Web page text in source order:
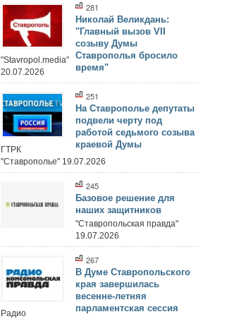
281
Николай Великдань:
"Главный вызов VII
созыву Думы
Ставрополья бросило
время"
"Stavropol.media"
20.07.2026
251
На Ставрополье депутаты
подвели черту под
работой седьмого созыва
краевой Думы
ГТРК
"Ставрополье" 19.07.2026
245
Базовое решение для
наших защитников
"Ставропольская правда"
19.07.2026
267
В Думе Ставропольского
края завершилась
весенне-летняя
парламентская сессия
Радио